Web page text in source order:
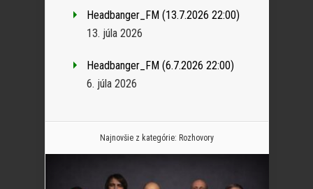
Headbanger_FM (13.7.2026 22:00)
13. júla 2026
Headbanger_FM (6.7.2026 22:00)
6. júla 2026
Najnovšie z kategórie: Rozhovory